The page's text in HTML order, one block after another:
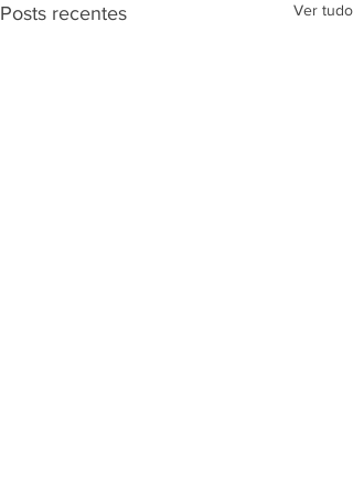
Posts recentes Ver tudo